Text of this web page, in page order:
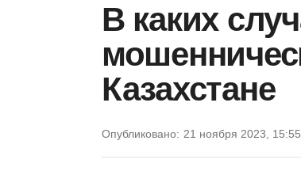
В каких
Казахстане
Опубликовано: 21 ноября 2023, 15:55